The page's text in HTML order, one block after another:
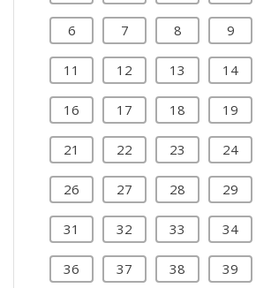
6 7 8 9
11 12 13 14
16 17 18 19
21 22 23 24
26 27 28 29
31 32 33 34
36 37 38 39